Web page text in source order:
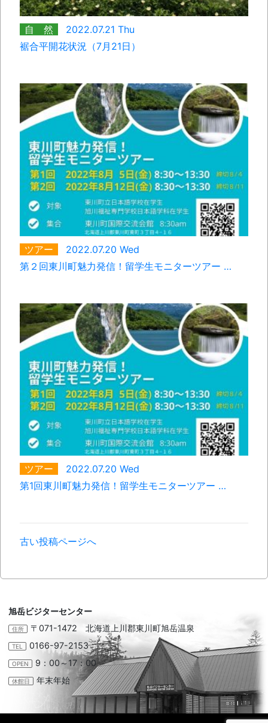
自 然
2022.07.21 Thu
裾合平開花状況（7月21日）
ツアー
2022.07.20 Wed
第２回東川町魅力発信！留学生モニターツアー …
ツアー
2022.07.20 Wed
第1回東川町魅力発信！留学生モニターツアー …
古い投稿ページへ
旭岳ビジターセンター
住所 〒071-1472 北海道上川郡東川町旭岳温泉
TEL 0166-97-2153
OPEN 9：00～17：00
休館日 年末年始